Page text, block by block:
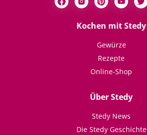
Kochen mit Stedy
Gewürze
Rezepte
Online-Shop
Über Stedy
Stedy News
Die Stedy Geschichte